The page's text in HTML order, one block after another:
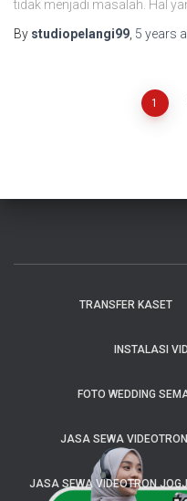
tidak menjadi masalah. Hal
By studiopelangi99 5 years
1
TRANSFER KASET
INSTALASI
FOTO WEDDING
JASA SEWA
JASA SEWA VIDEOTRON